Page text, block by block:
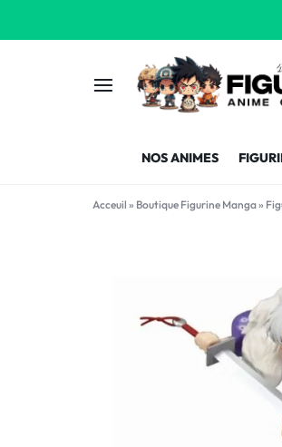
FRANCE
FRANCE
NOS ANIMES
Acceuil » Boutique Figurine Manga»